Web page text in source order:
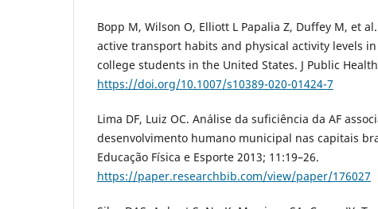
Bopp M, Wilson O, Elliott L Papalia Z, Duffey M, et
active transport habits and physical activity levels
college students in the United States. J Public
https://doi.org/10.1007/s10389-020-01424-7
Lima DF, Luiz OC. Análise da suficiência da AF
desenvolvimento humano municipal nas capitais
Educação Física e Esporte 2013; 11:19–26.
https://paper.researchbib.com/view/paper/176027